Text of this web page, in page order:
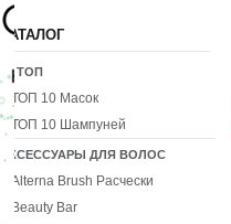
КАТАЛОГ
10 ТОП
ТОП 10 Масок
ТОП 10 Шампуней
АКСЕССУАРЫ ДЛЯ ВОЛОС
Alterna Brush Расчески
Beauty Bar